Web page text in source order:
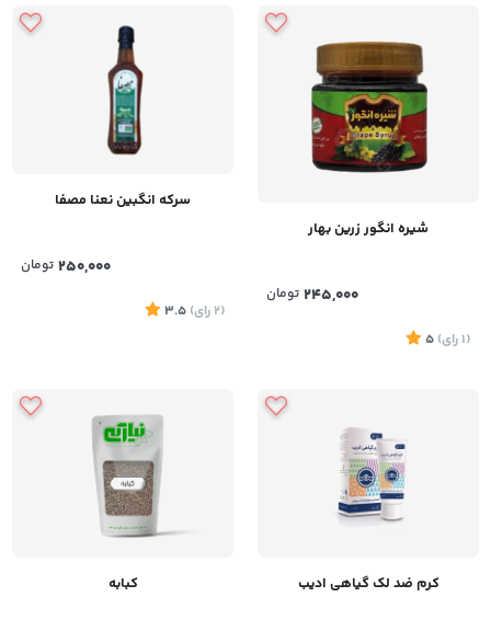
شیره انگور زرین بهار
245,000 تومان
(1 رای)
5
سرکه انگبین نعنا مصفا
250,000 تومان
(2 رای)
3.5
کرم ضد لک گیاهی ادیب کبابه